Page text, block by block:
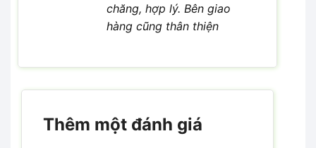
chăng, hợp lý. Bên giao
hàng cũng thân thiện
Thêm một đánh giá